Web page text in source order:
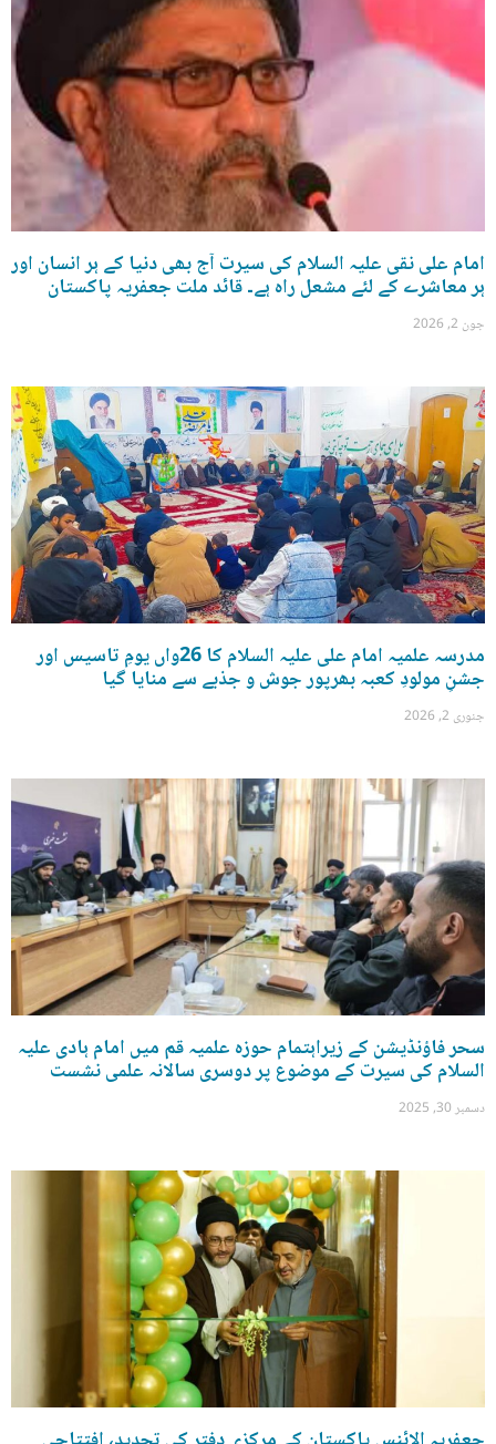
امام علی نقی علیہ السلام کی سیرت آج بھی دنیا کے ہر انسان اور
ہر معاشرے کے لئے مشعل راہ ہے۔ قائد ملت جعفریہ پاکستان
جون 2, 2026
مدرسہ علمیہ امام علی علیہ السلام کا 26واں یومِ تاسیس اور
جشنِ مولودِ کعبہ بھرپور جوش و جذبے سے منایا گیا
جنوری 2, 2026
سحر فاؤنڈیشن کے زیراہتمام حوزہ علمیہ قم میں امام ہادی علیہ
السلام کی سیرت کے موضوع پر دوسری سالانہ علمی نشست
دسمبر 30, 2025